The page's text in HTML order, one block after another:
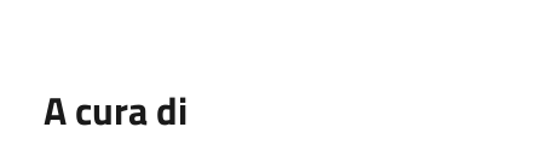
A cura di